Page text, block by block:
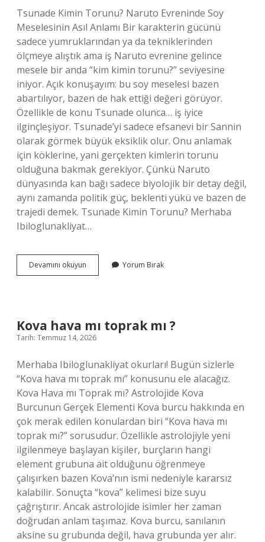
Tsunade Kimin Torunu? Naruto Evreninde Soy
Meselesinin Asıl Anlamı Bir karakterin gücünü
sadece yumruklarından ya da tekniklerinden
ölçmeye alıştık ama iş Naruto evrenine gelince
mesele bir anda “kim kimin torunu?” seviyesine
iniyor. Açık konuşayım: bu soy meselesi bazen
abartılıyor, bazen de hak ettiği değeri görüyor.
Özellikle de konu Tsunade olunca… iş iyice
ilginçleşiyor. Tsunade’yi sadece efsanevi bir Sannin
olarak görmek büyük eksiklik olur. Onu anlamak
için köklerine, yani gerçekten kimlerin torunu
olduğuna bakmak gerekiyor. Çünkü Naruto
dünyasında kan bağı sadece biyolojik bir detay değil,
aynı zamanda politik güç, beklenti yükü ve bazen de
trajedi demek. Tsunade Kimin Torunu? Merhaba
Ibiloglunakliyat…
Devamını okuyun Tsunade
kimin
Yorum Bırak
Kova hava mı toprak mı ?
Tarih: Temmuz 14, 2026
Merhaba Ibiloglunakliyat okurları! Bugün sizlerle
“Kova hava mı toprak mı” konusunu ele alacağız.
Kova Hava mı Toprak mı? Astrolojide Kova
Burcunun Gerçek Elementi Kova burcu hakkında en
çok merak edilen konulardan biri “Kova hava mı
toprak mı?” sorusudur. Özellikle astrolojiyle yeni
ilgilenmeye başlayan kişiler, burçların hangi
element grubuna ait olduğunu öğrenmeye
çalışırken bazen Kova’nın ismi nedeniyle kararsız
kalabilir. Sonuçta “kova” kelimesi bize suyu
çağrıştırır. Ancak astrolojide isimler her zaman
doğrudan anlam taşımaz. Kova burcu, sanılanın
aksine su grubunda değil, hava grubunda yer alır.